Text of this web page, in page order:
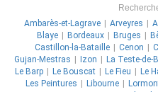
Ambarès-et-Lagrave
Arveyres
Blaye
Bordeaux Bruges
Castillon-la-Bataille
Cenon
Gujan-Mestras
Izon La Teste-de-
Le Barp
Le Bouscat Le Fieu Le
Les Peintures
Libourne